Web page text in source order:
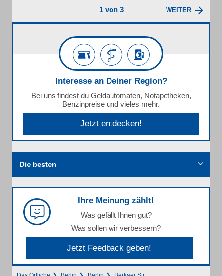
1 von 3 WEITER
Interesse an Deiner Region?
Bei uns findest du Geldautomaten, Notapotheken,
Benzinpreise und vieles mehr.
Jetzt entdecken!
Die besten
Ihre Meinung zählt!
Was gefällt Ihnen gut?
Was sollen wir verbessern?
Jetzt Feedback geben!